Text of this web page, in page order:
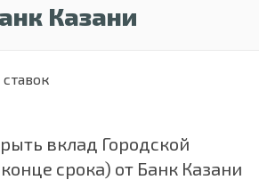
Казани
вклад Городской
срока) от Банк Казани